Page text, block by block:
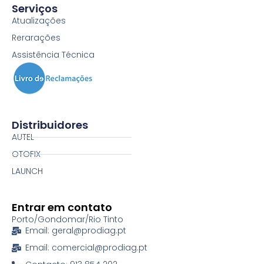
Serviços
Atualizações
Rerarações
Assistência Técnica
Distribuidores
AUTEL
OTOFIX
LAUNCH
Entrar em contato
Porto/Gondomar/Rio Tinto
Email: geral@prodiag.pt
Email: comercial@prodiag.pt